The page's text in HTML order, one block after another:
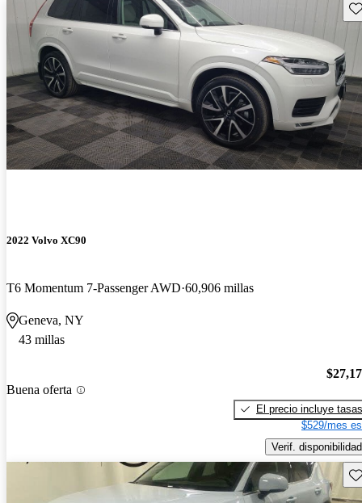
2022 Volvo XC90
T6 Momentum 7-Passenger AWD 60,906 millas
Geneva, NY
43 millas
Buena oferta
El precio incluye tasas
$529/mes
Verif. disponibilidad